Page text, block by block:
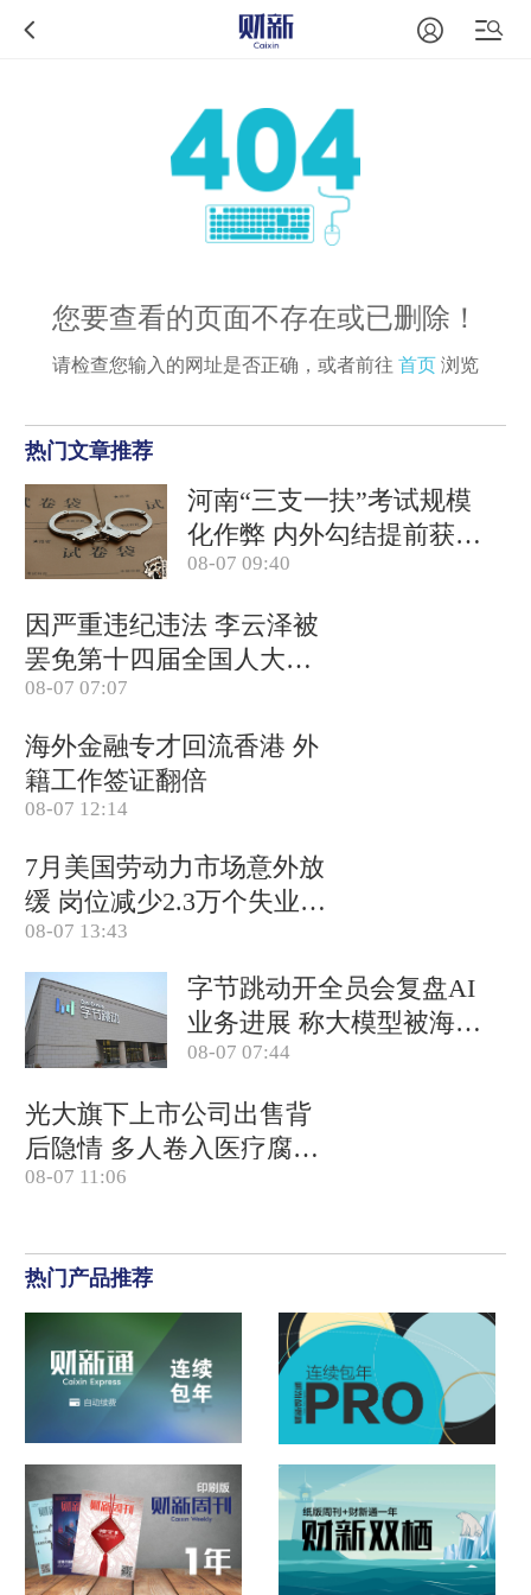
您要查看的页面不存在或已删除！
请检查您输入的网址是否正确，或者前往 首页 浏览
热门文章推荐
河南“三支一扶”考试规模
化作弊 内外勾结提前获取
试卷
08-07 09:40
因严重违纪违法 李云泽被
罢免第十四届全国人大代
表职务
08-07 07:07
海外金融专才回流香港 外
籍工作签证翻倍
08-07 12:14
7月美国劳动力市场意外放
缓 岗位减少2.3万个失业率
降至4.1%
08-07 13:43
字节跳动开全员会复盘AI
业务进展 称大模型被海外
竞对拉开差距
08-07 07:44
光大旗下上市公司出售背
后隐情 多人卷入医疗腐败
案被查
08-07 11:06
热门产品推荐